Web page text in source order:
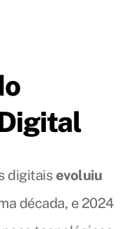
digitais evoluiu
década, e 2024